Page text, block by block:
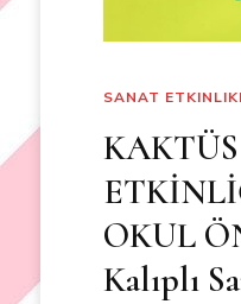
SANAT
OKUL
Kalıplı